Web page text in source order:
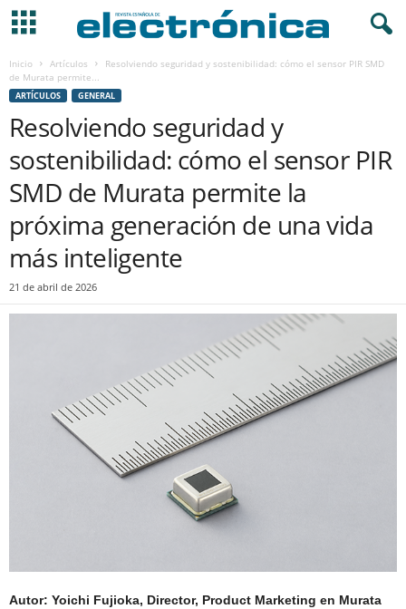
Inicio Artículos
Resolviendo seguridad y sostenibilidad: cómo el sensor PIR SMD
de Murata permite...
ARTÍCULOS GENERAL
Resolviendo seguridad y
sostenibilidad: cómo el sensor PIR
SMD de Murata permite la
próxima generación de una vida
más inteligente
21 de abril de 2026
Autor: Yoichi Fujioka, Director, Product Marketing en Murata